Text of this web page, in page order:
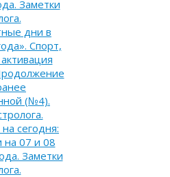
Заметки
дни в
Спорт,
(№4).
сегодня:
на 07 и 08
Заметки